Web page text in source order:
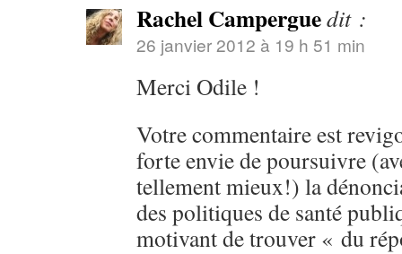
Rachel Camperguedit :
26 janvier 2012 à 19 h 51 min
Merci Odile !
Votre commentaire est
forte envie de poursuivre
tellement mieux!) la
des politiques de santé
motivant de trouver « du